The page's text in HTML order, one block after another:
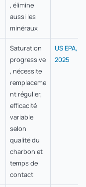
, élimine
aussi les
minéraux
Saturation
progressive
, nécessite
remplaceme
nt régulier,
efficacité
variable
selon
qualité du
charbon et
temps de
contact
US EPA,
2025